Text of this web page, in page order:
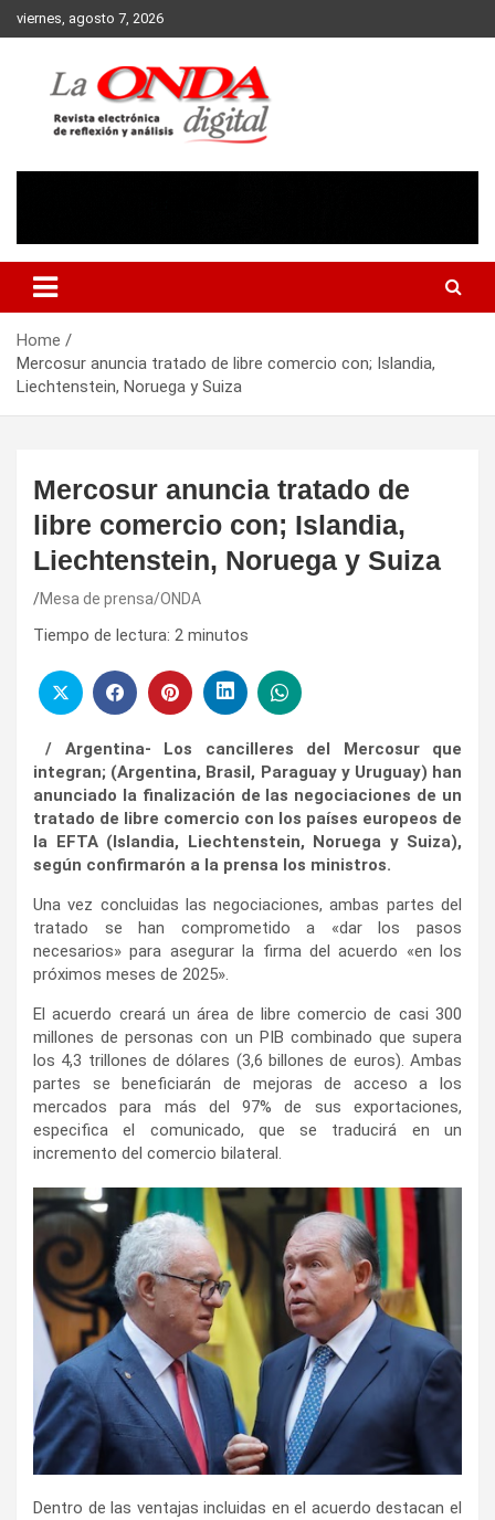
Skip
to
viernes, agosto 7, 2026
Home
Mercosur anuncia tratado de libre comercio con; Islandia,
Liechtenstein, Noruega y Suiza
Mercosur anuncia tratado de
libre comercio con; Islandia,
Liechtenstein, Noruega y Suiza
Mesa de prensa/ONDA
Tiempo de lectura: 2 minutos
/ Argentina- Los cancilleres del Mercosur que
integran; (Argentina, Brasil, Paraguay y Uruguay) han
anunciado la finalización de las negociaciones de un
tratado de libre comercio con los países europeos de
la EFTA (Islandia, Liechtenstein, Noruega y Suiza),
según confirmarón a la prensa los ministros.
Una vez concluidas las negociaciones, ambas partes del
tratado se han comprometido a «dar los pasos
necesarios» para asegurar la firma del acuerdo «en los
próximos meses de 2025».
El acuerdo creará un área de libre comercio de casi 300
millones de personas con un PIB combinado que supera
los 4,3 trillones de dólares (3,6 billones de euros). Ambas
partes se beneficiarán de mejoras de acceso a los
mercados para más del 97% de sus exportaciones,
especifica el comunicado, que se traducirá en un
incremento del comercio bilateral.
Dentro de las ventajas incluidas en el acuerdo destacan el